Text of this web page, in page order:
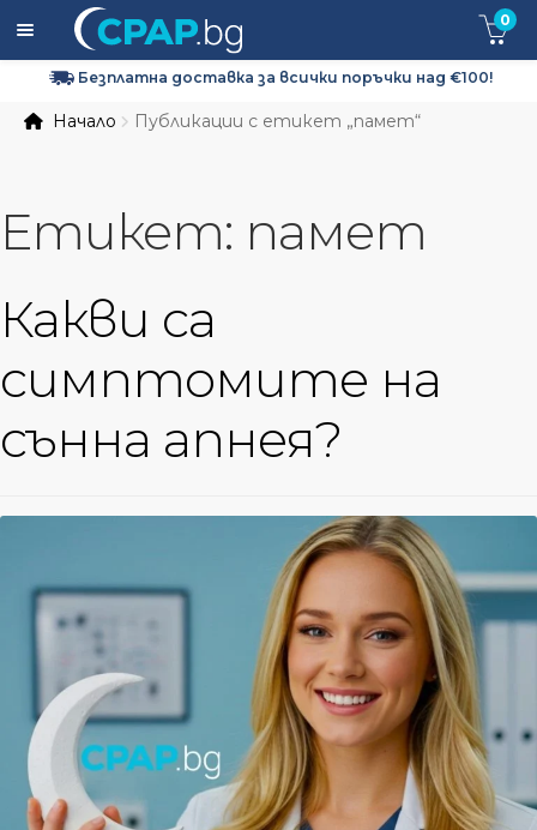
Безплатна доставка за всички поръчки над €100!
0
CPAP Консумативи и Аксесоари
Начало Публикации с етикет „памет“
Етикет: памет
Какви са
симптомите на
сънна апнея?